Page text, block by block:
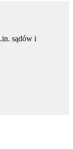
sądów i